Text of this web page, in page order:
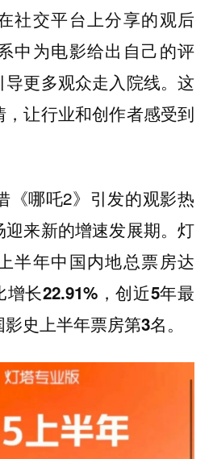
社交平台上分享的观后
中为电影给出自己的评
更多观众走入院线。这
让行业和创作者感受到
《哪吒2》引发的观影热
来新的增速发展期。灯
半年中国内地总票房达
长22.91%，创近5年最
史上半年票房第3名。